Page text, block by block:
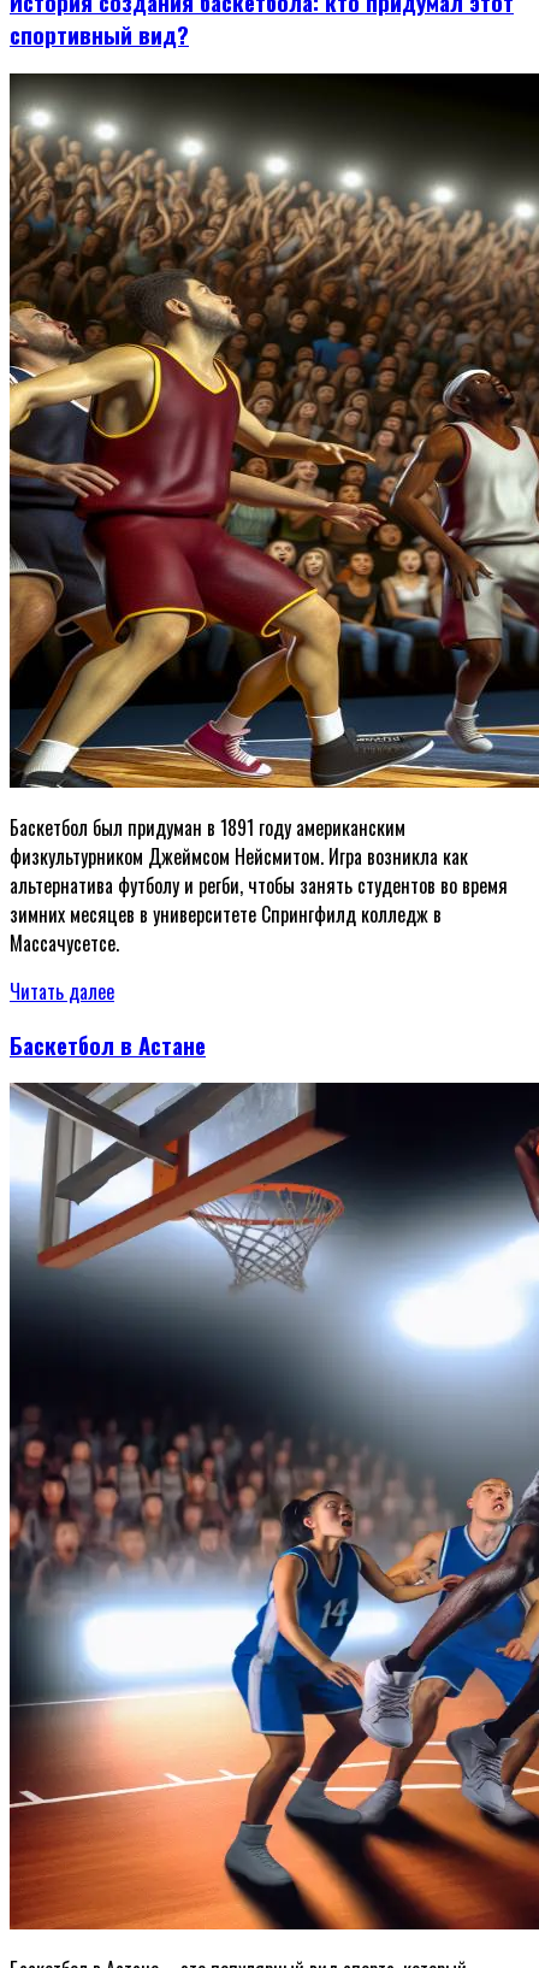
спортивный вид?
Баскетбол был придуман в 1891 году американским
физкультурником Джеймсом Нейсмитом. Игра возникла как
альтернатива футболу и регби, чтобы занять студентов во время
зимних месяцев в университете Спрингфилд колледж в
Массачусетсе.
Читать далее
Баскетбол в Астане